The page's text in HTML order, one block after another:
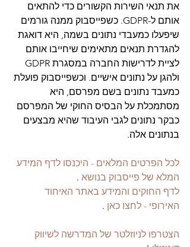
את תנאי השירות הקשורים כדי להתאים
אותם ל-GDPR. כשפייסבוק ממנה גורמים
שיפעלו כמעבדי נתונים בשמה, היא דואגת
להגדרת תנאים מתאימים שיחייבו אותם
ולהגן על נתונים אישיים. וכשפייסבוק פועלת
כמעבד נתונים בשם מפרסם, היא
מסתמכלת על הבסיס החוקי של המפרסם
כבקר נתונים לגבי העיבוד שהיא מבצעים
בנתונים אלה.
לכל הפרטים המלאים - היכנסו לדף המידע
המלא של פייסבוק בנושא .
לדף החוקים והמידע באתר האיחוד
האירופי - לחצו כאן .
הצטרפו לניוזלטר של המדרשה לשיווק